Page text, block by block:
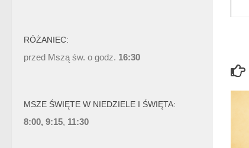
RÓŻANIEC:
przed Mszą św. o godz. 16:30
MSZE ŚWIĘTE W NIEDZIELE I ŚWIĘTA:
8:00, 9:15, 11:30